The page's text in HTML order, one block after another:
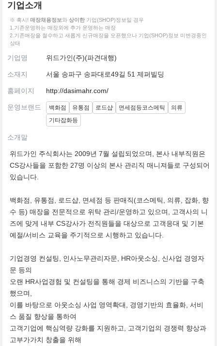
기업소개
※ 혹시! 매장채용정보와 상이한 기업(SHOP)정보일 경우
1.기존운영하는 매장외에 추가 운영하는 매장
2.기존매장을 철수하고 새롭게 신규매장을 오픈했으나 기업(SHOP)정보 미변경중인
상태
기업명 위드가인(주)(파견대행)
소재지 서울 송파구 송파대로49길 51 제퍼빌딩
홈페이지 http://dasimahr.com/
운영브랜드 백화점 유통점 로드샵 면세점등코스메틱
의류
기타잡화등
소개말
위드가인 주식회사는 2009년 7월 설립되었으며, 본사 내부직원은
CS강사들을 포함한 27명 이상의 본사 관리직 매니져들로 구성되어
있습니다.
백화점, 유통점, 로드샵, 면세점 등 판매직(코스메틱, 의류, 잡화, 향
수 등) 매장을 전문적으로 위탁 관리/운영하고 있으며, 고객사의 니
즈에 맞게 내부 CS강사가 전직원들을 대상으로 고객응대 및 기본
예절/서비스 교육을 주기적으로 시행하고 있습니다.
기업경영 컨설팅, 인사노무관리자문, HR아웃소싱, 신사업 경영자
문 등의
오랜 HR사업경험 및 컨설팅을 통해 경제 비즈니스의 기반을 구축
했으며,
이를 바탕으로 아웃소싱 사업 영역확대, 경영기반의 효율화, 서비
스 품질 향상을 통하여
고객기업에 핵심역량 강화를 지원하고, 고객기업의 경쟁력 향상과
고부가가치 창출을 위해